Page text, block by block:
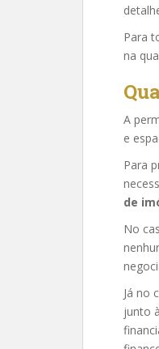
Para
na
A
e
Para
de
No
Já no
junto